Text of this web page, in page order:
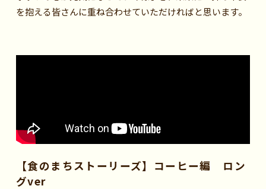
を抱える皆さんに重ね合わせていただければと思います。
【食のまちストーリーズ】コーヒー編 ロン
グver